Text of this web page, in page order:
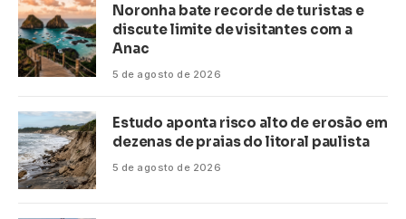
Noronha bate recorde de turistas e
discute limite de visitantes com a
Anac
5 de agosto de 2026
Estudo aponta risco alto de erosão em
dezenas de praias do litoral paulista
5 de agosto de 2026